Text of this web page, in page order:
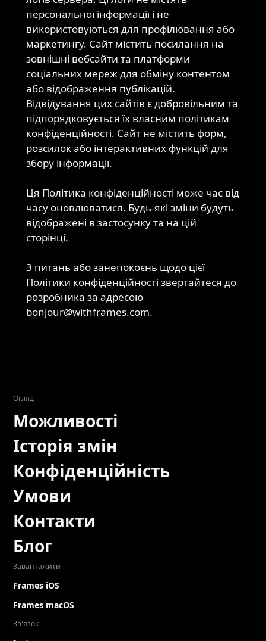
персональної інформації і не
використовуються для профілювання або
маркетингу. Сайт містить посилання на
зовнішні вебсайти та платформи
соціальних мереж для обміну контентом
або відображення публікацій.
Відвідування цих сайтів є добровільним та
підпорядковується їх власним політикам
конфіденційності. Сайт не містить форм,
розсилок або інтерактивних функцій для
збору інформації.
Зміни
до
цієї
Політики
Ця Політика конфіденційності може час від
часу оновлюватися. Будь-які зміни будуть
відображені в застосунку та на цій
сторінці.
Контакти
З питань або занепокоєнь щодо цієї
Політики конфіденційності звертайтеся до
розробника за адресою
bonjour@withframes.com.
Огляд
Можливості
Історія змін
Конфіденційність
Умови
Контакти
Блог
Завантажити
Frames iOS
Frames macOS
Зв'язок